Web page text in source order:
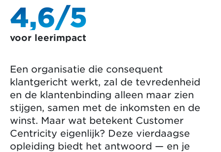
4,6/5
voor leerimpact
Een organisatie die consequent
klantgericht werkt, zal de tevredenheid
en de klantenbinding alleen maar zien
stijgen, samen met de inkomsten en de
winst. Maar wat betekent Customer
Centricity eigenlijk? Deze vierdaagse
opleiding biedt het antwoord — en je